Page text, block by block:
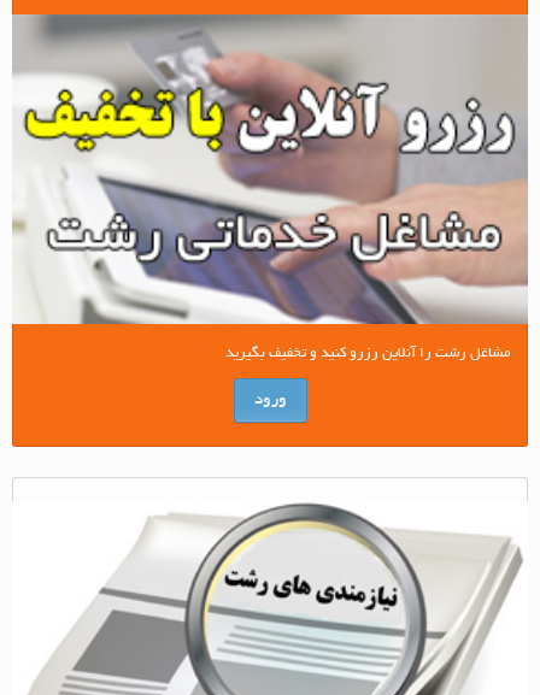
مشاغل رشت را آنلاین رزرو کنید و تخفیف بگیرید
ورود